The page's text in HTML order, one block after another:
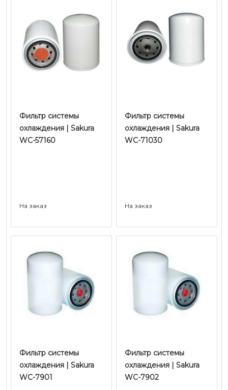
Фильтр системы
охлаждения | Sakura
WC-57160
На заказ
Фильтр системы
охлаждения | Sakura
WC-71030
На заказ
Фильтр системы
охлаждения | Sakura
WC-7901
Фильтр системы
охлаждения | Sakura
WC-7902